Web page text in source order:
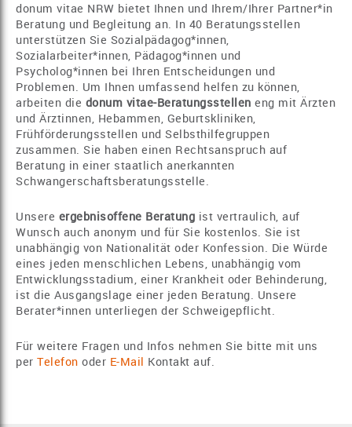
donum vitae NRW bietet Ihnen und Ihrem/Ihrer Partner*in
Beratung und Begleitung an. In 40 Beratungsstellen
unterstützen Sie Sozialpädagog*innen,
Sozialarbeiter*innen, Pädagog*innen und
Psycholog*innen bei Ihren Entscheidungen und
Problemen. Um Ihnen umfassend helfen zu können,
arbeiten die donum vitae-Beratungsstellen eng mit Ärzten
und Ärztinnen, Hebammen, Geburtskliniken,
Frühförderungsstellen und Selbsthilfegruppen
zusammen. Sie haben einen Rechtsanspruch auf
Beratung in einer staatlich anerkannten
Schwangerschaftsberatungsstelle.
Unsere ergebnisoffene Beratung ist vertraulich, auf
Wunsch auch anonym und für Sie kostenlos. Sie ist
unabhängig von Nationalität oder Konfession. Die Würde
eines jeden menschlichen Lebens, unabhängig vom
Entwicklungsstadium, einer Krankheit oder Behinderung,
ist die Ausgangslage einer jeden Beratung. Unsere
Berater*innen unterliegen der Schweigepflicht.
Für weitere Fragen und Infos nehmen Sie bitte mit uns
per Telefon oder E-Mail Kontakt auf.